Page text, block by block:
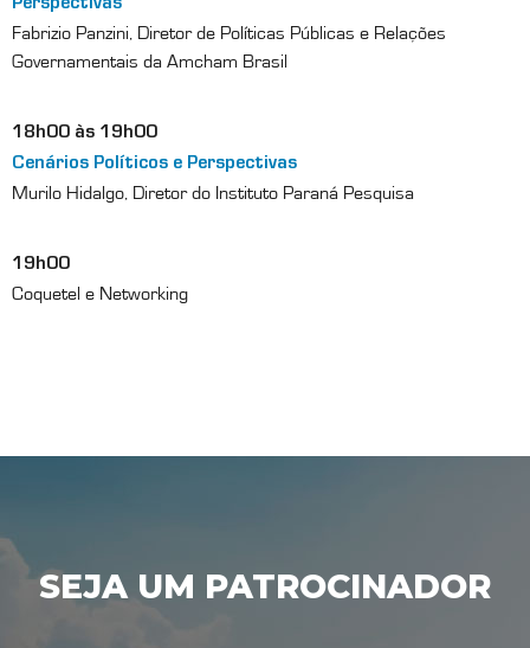
Perspectivas
Fabrizio Panzini, Diretor de Políticas Públicas e Relações
Governamentais da Amcham Brasil
18h00 às 19h00
Cenários Políticos e Perspectivas
Murilo Hidalgo, Diretor do Instituto Paraná Pesquisa
19h00
Coquetel e Networking
SEJA UM PATROCINADOR